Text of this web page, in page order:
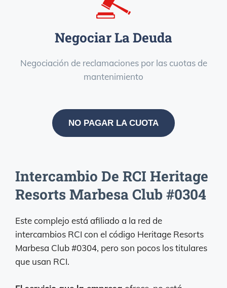
Negociar La Deuda
Negociación de reclamaciones por las cuotas de
mantenimiento
NO PAGAR LA CUOTA
Intercambio De RCI Heritage
Resorts Marbesa Club #0304
Este complejo está afiliado a la red de
intercambios RCI con el código Heritage Resorts
Marbesa Club #0304, pero son pocos los titulares
que usan RCI.